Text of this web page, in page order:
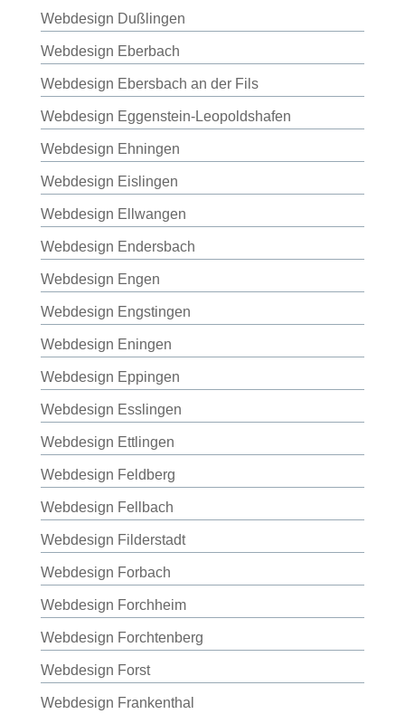
Webdesign Dußlingen
Webdesign Eberbach
Webdesign Ebersbach an der Fils
Webdesign Eggenstein-Leopoldshafen
Webdesign Ehningen
Webdesign Eislingen
Webdesign Ellwangen
Webdesign Endersbach
Webdesign Engen
Webdesign Engstingen
Webdesign Eningen
Webdesign Eppingen
Webdesign Esslingen
Webdesign Ettlingen
Webdesign Feldberg
Webdesign Fellbach
Webdesign Filderstadt
Webdesign Forbach
Webdesign Forchheim
Webdesign Forchtenberg
Webdesign Forst
Webdesign Frankenthal